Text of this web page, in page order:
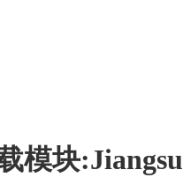
模块:Jiangsu